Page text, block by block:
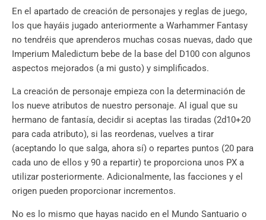
En el apartado de creación de personajes y reglas de juego,
los que hayáis jugado anteriormente a Warhammer Fantasy
no tendréis que aprenderos muchas cosas nuevas, dado que
Imperium Maledictum bebe de la base del D100 con algunos
aspectos mejorados (a mi gusto) y simplificados.
La creación de personaje empieza con la determinación de
los nueve atributos de nuestro personaje. Al igual que su
hermano de fantasía, decidir si aceptas las tiradas (2d10+20
para cada atributo), si las reordenas, vuelves a tirar
(aceptando lo que salga, ahora sí) o repartes puntos (20 para
cada uno de ellos y 90 a repartir) te proporciona unos PX a
utilizar posteriormente. Adicionalmente, las facciones y el
origen pueden proporcionar incrementos.
No es lo mismo que hayas nacido en el Mundo Santuario o